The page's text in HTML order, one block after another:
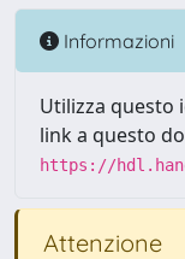
Informazioni
Utilizza questo
link a questo
https://
Attenzione